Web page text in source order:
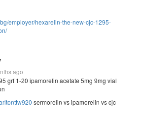
employer/hexarelin-the-new-cjc-1295-
ago
grf 1-20 ipamorelin acetate 5mg 9mg vial
sermorelin vs ipamorelin vs cjc